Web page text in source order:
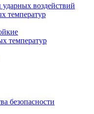
воздействий
температур
температур
безопасности